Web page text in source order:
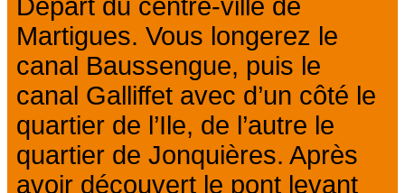
Départ du centre-ville de
Martigues. Vous longerez le
canal Baussengue, puis le
canal Galliffet avec d’un côté le
quartier de l’Ile, de l’autre le
quartier de Jonquières. Après
avoir découvert le pont levant